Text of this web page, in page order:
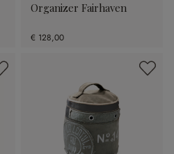
Organizer Fairhaven
€ 128,00